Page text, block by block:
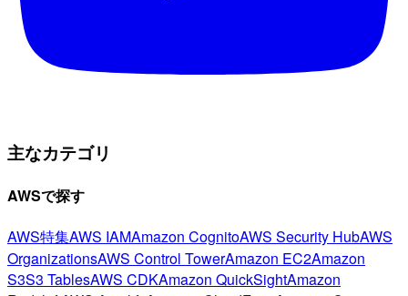
主なカテゴリ
AWSで探す
AWS特集AWS IAMAmazon CognitoAWS Security HubAWS
OrganizationsAWS Control TowerAmazon EC2Amazon
S3S3 TablesAWS CDKAmazon QuickSightAmazon